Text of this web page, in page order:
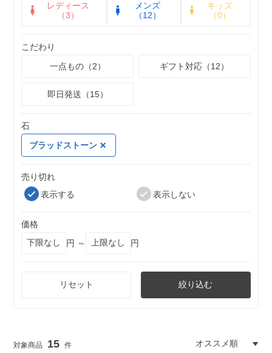
レディース
（3）
メンズ
（12）
キッズ
（0）
こだわり
一点もの（2）
ギフト対応（12）
即日発送（15）
石
ブラッドストーン
売り切れ
表示する
表示しない
価格
円 ～
円
リセット 絞り込む
15